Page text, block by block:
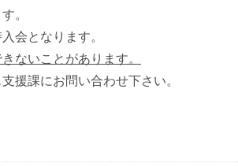
。
会となります。
ないことがあります。
援課にお問い合わせ下さい。